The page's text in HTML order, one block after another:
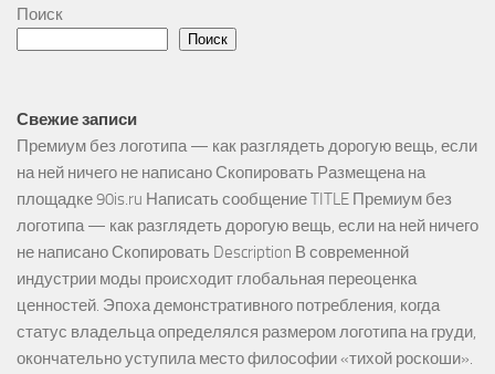
Поиск
Поиск
Свежие записи
Премиум без логотипа — как разглядеть дорогую вещь, если
на ней ничего не написано Скопировать Размещена на
площадке 90is.ru Написать сообщение TITLE Премиум без
логотипа — как разглядеть дорогую вещь, если на ней ничего
не написано Скопировать Description В современной
индустрии моды происходит глобальная переоценка
ценностей. Эпоха демонстративного потребления, когда
статус владельца определялся размером логотипа на груди,
окончательно уступила место философии «тихой роскоши».